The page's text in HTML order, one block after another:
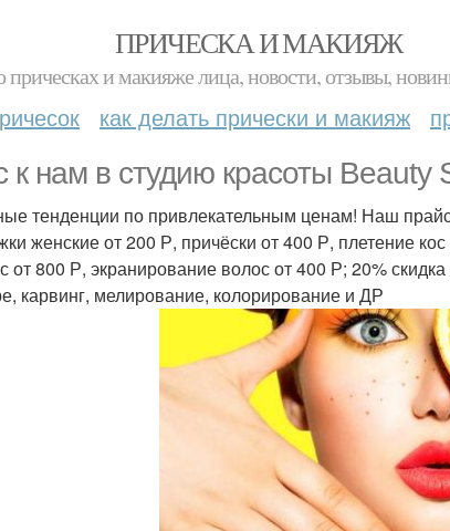
ПРИЧЕСКА И МАКИЯЖ
и макияже лица, новости, отзывы,
как делать прически и макияж
к нам в студию красоты Beauty
тенденции по привлекательным ценам! Наш
женские от 200 Р, причёски от 400 Р, плетение
от 800 Р, экранирование волос от 400 Р; 20%
карвинг, мелирование, колорирование и ДР